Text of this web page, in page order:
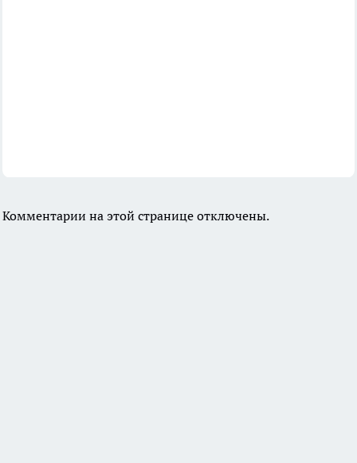
Комментарии на этой странице отключены.